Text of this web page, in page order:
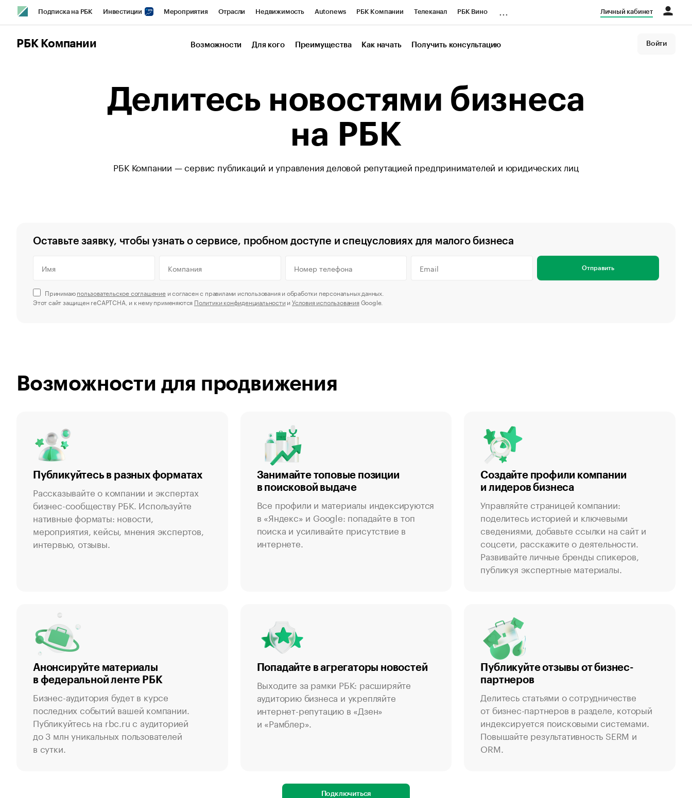
Подписка на РБК Инвестиции Мероприятия Отрасли Недвижимость Autonews РБК Компании Телеканал РБК Вино
Финансы Рынок наличной валюты
Личный кабинет
РБК Компании Возможности Для кого Преимущества Как начать Получить консультацию Войти
Делитесь новостями бизнеса
на РБК
РБК Компании — сервис публикаций и управления деловой репутацией предпринимателей и юридических лиц
Оставьте заявку, чтобы узнать о сервисе, пробном доступе и спецусловиях для малого бизнеса
Принимаюпользовательское соглашениеи согласен с правилами использования и обработки персональных данных.
Этот сайт защищен reCAPTCHA, и к нему применяются Политики конфиденциальностииУсловия использованияGoogle.
Отправить
Возможности для продвижения
Публикуйтесь в разных форматах
Рассказывайте о компании и экспертах
бизнес-сообществу РБК. Используйте
нативные форматы: новости,
мероприятия, кейсы, мнения экспертов,
интервью, отзывы.
Занимайте топовые позиции
в поисковой выдаче
Все профили и материалы индексируются
в «Яндекс» и Google: попадайте в топ
поиска и усиливайте присутствие в
интернете.
Создайте профили компании
и лидеров бизнеса
Управляйте страницей компании:
поделитесь историей и ключевыми
сведениями, добавьте ссылки на сайт и
соцсети, расскажите о деятельности.
Развивайте личные бренды спикеров,
публикуя экспертные материалы.
Анонсируйте материалы
в федеральной ленте РБК
Бизнес-аудитория будет в курсе
последних событий вашей компании.
Публикуйтесь на rbc.ru с аудиторией
до 3 млн уникальных пользователей
в сутки.
Попадайте в агрегаторы новостей
Выходите за рамки РБК: расширяйте
аудиторию бизнеса и укрепляйте
интернет-репутацию в «Дзен»
и «Рамблер».
Публикуйте отзывы от бизнес-
партнеров
Делитесь статьями о сотрудничестве
от бизнес-партнеров в разделе, который
индексируется поисковыми системами.
Повышайте результативность SERM и
ORM.
Подключиться